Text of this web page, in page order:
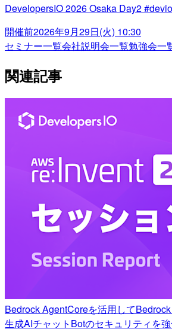
DevelopersIO 2026 Osaka Day2
開催前2026年9月29日(火) 10:30
セミナー一覧会社説明会一覧勉強会一
関連記事
Bedrock AgentCoreを活用して
生成AIチャットBotのセキュリティを